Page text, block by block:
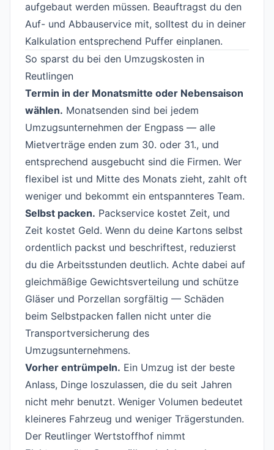
aufgebaut werden müssen. Beauftragst du den
Auf- und Abbauservice mit, solltest du in deiner
Kalkulation entsprechend Puffer einplanen.
So sparst du bei den Umzugskosten in
Reutlingen
Termin in der Monatsmitte oder Nebensaison
wählen. Monatsenden sind bei jedem
Umzugsunternehmen der Engpass — alle
Mietverträge enden zum 30. oder 31., und
entsprechend ausgebucht sind die Firmen. Wer
flexibel ist und Mitte des Monats zieht, zahlt oft
weniger und bekommt ein entspannteres Team.
Selbst packen. Packservice kostet Zeit, und
Zeit kostet Geld. Wenn du deine Kartons selbst
ordentlich packst und beschriftest, reduzierst
du die Arbeitsstunden deutlich. Achte dabei auf
gleichmäßige Gewichtsverteilung und schütze
Gläser und Porzellan sorgfältig — Schäden
beim Selbstpacken fallen nicht unter die
Transportversicherung des
Umzugsunternehmens.
Vorher entrümpeln. Ein Umzug ist der beste
Anlass, Dinge loszulassen, die du seit Jahren
nicht mehr benutzt. Weniger Volumen bedeutet
kleineres Fahrzeug und weniger Trägerstunden.
Der Reutlinger Wertstoffhof nimmt